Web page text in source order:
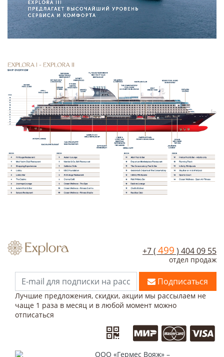
+7 ( 499 ) 404 09 55
отдел продаж
Подписаться
Лучшие предложения, скидки, акции мы рассылаем не
чаще 1 раза в месяц и в любой момент можно
отписаться
ООО «Гермес Вояж» –